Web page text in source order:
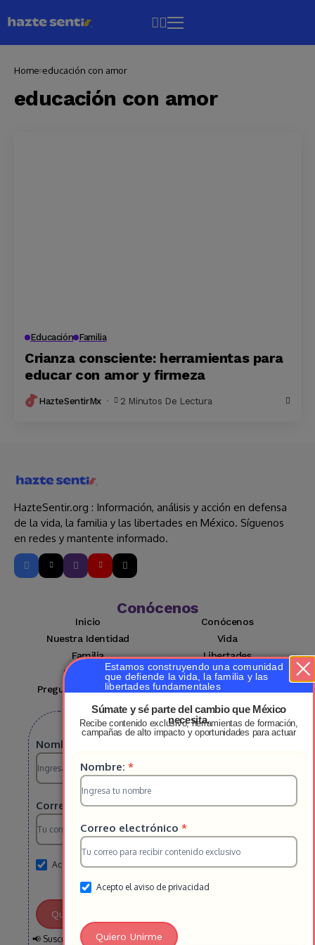
Home educación con amor
educación con amor
Educación Familia
Crianza consciente: herramientas para
educar con amor y firmeza
HazteSentirMx 2 Minutos De Lectura
HazteSentir.org : Información, análisis y acción en defensa
de la vida, la familia y las libertades en México. Síguenos
en redes y mantente informado.
Conócenos
Inicio
Conócenos
Nuestra Identidad
Vida
Familia
Libertades
Suscríbete
Mi cuenta
Preguntas Frecuentes
Contacto
Suscribete a nuestro boletin
Suscripcion
HS
2025
Nombre:
Correo electrónico*
Acepto el aviso de privacidad
Quiero Unirme
📢 Suscríbete y recibe semanalmente información clave sobre la
Estamos construyendo una comunidad
que defiende la vida, la familia y las
libertades fundamentales
Súmate y sé parte del cambio que México
necesita.
Recibe contenido exclusivo, herramientas de formación,
campañas de alto impacto y oportunidades para actuar
Suscripcion
HS
2025
Nombre: *
Correo electrónico *
Acepto el aviso de privacidad
Quiero Unirme